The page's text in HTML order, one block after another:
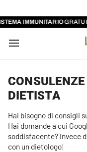
contenutoIMMUNITARIO
DIETISTA
Hai bisogno di consigli
Hai domande a cui
soddisfacente? Invece
con un dietologo!